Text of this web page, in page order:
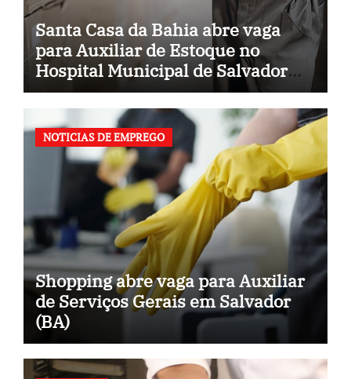
Santa Casa da Bahia abre vaga
para Auxiliar de Estoque no
Hospital Municipal de Salvador
(BA)
NOTICIAS DE EMPREGO
Shopping abre vaga para Auxiliar
de Serviços Gerais em Salvador
(BA)